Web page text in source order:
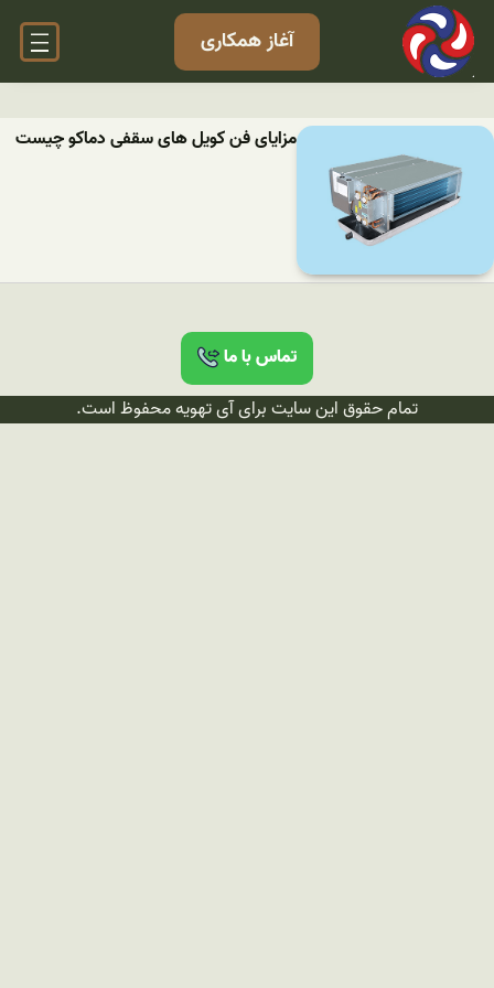
آغاز همکاری
مزایای فن کویل های سقفی دماکو چیست
تماس با ما
تمام حقوق این سایت برای آی تهویه محفوظ است.